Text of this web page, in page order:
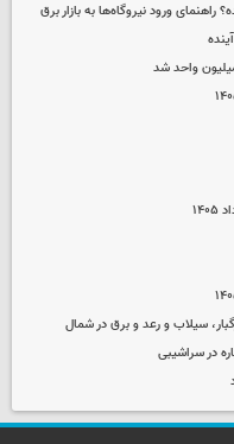
ورود نیروگاه‌ها به بازار برق
در سراشیبی